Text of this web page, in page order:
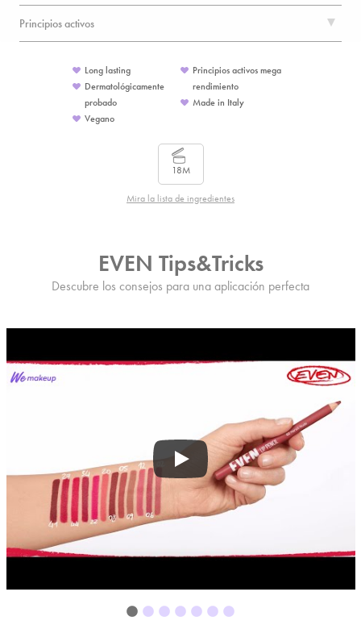
Principios activos
Long lasting
Dermatológicamente
probado
Vegano
Principios activos mega
rendimiento
Made in Italy
18M
Mira la lista de ingredientes
EVEN Tips&Tricks
Descubre los consejos para una aplicación perfecta